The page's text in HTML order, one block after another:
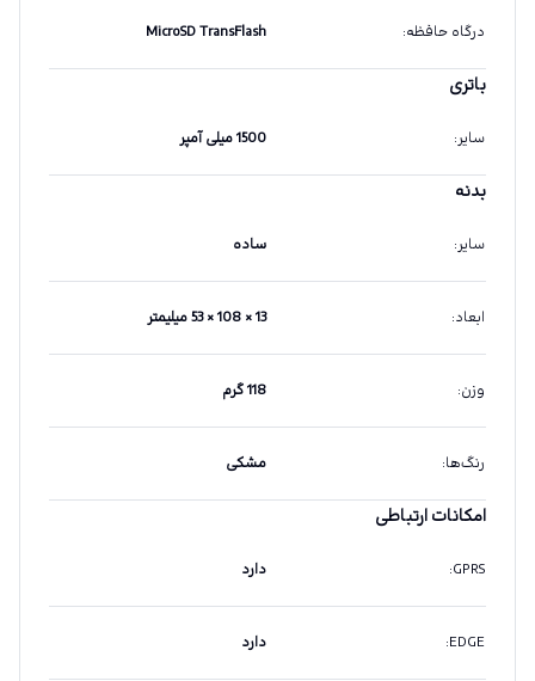
درگاه حافظه:
MicroSD TransFlash
باتری
سایر: 1500 میلی آمپر
بدنه
سایر: ساده
ابعاد: 13 × 108 × 53 میلیمتر
وزن: 118 گرم
رنگ‌ها: مشکی
امکانات ارتباطی
GPRS
: دارد
EDGE
: دارد